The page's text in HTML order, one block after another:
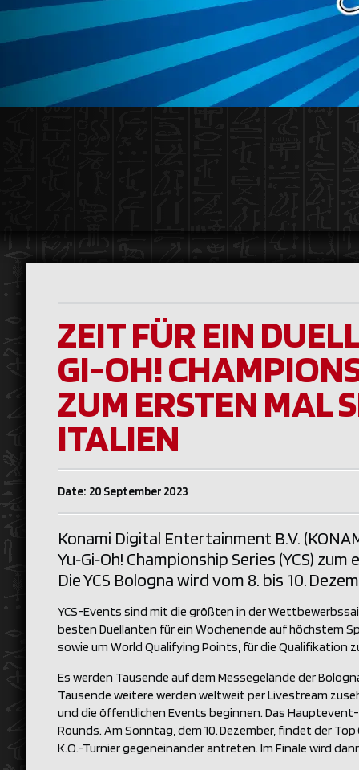
ZEIT FÜR EIN
GI-OH!
ZUM ERSTEN MAL
ITALIEN
Date: 20 September 2023
Konami Digital Entertainment B.V.
Yu‑Gi‑Oh! Championship Series (YCS)
Die YCS Bologna wird vom 8. bis 10.
YCS-Events sind mit die größten in der
besten Duellanten für ein Wochenende auf höchstem
sowie um World Qualifying Points, für die Qualifikation
Es werden Tausende auf dem Messegelände der
Tausende weitere werden weltweit per Livestream
und die öffentlichen Events beginnen. Das
Rounds. Am Sonntag, dem 10. Dezember, findet der
K.O.-Turnier gegeneinander antreten. Im Finale wird